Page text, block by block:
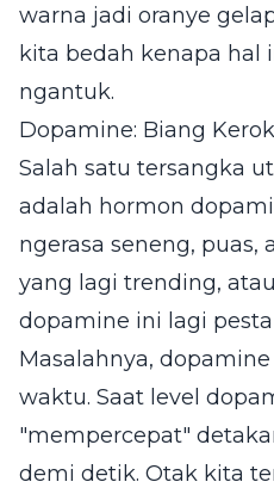
warna jadi oranye
kita bedah kenapa hal
ngantuk.
Dopamine: Biang
Salah satu tersangka
adalah hormon
ngerasa seneng,
yang lagi trending,
dopamine ini lagi
Masalahnya,
waktu. Saat level
"mempercepat"
demi detik. Otak kita